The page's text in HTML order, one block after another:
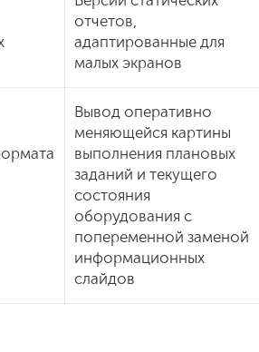
отчетов,
адаптированные для
малых экранов
Вывод оперативно
меняющейся картины
выполнения плановых
заданий и текущего
состояния
оборудования с
попеременной заменой
информационных
слайдов